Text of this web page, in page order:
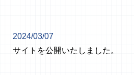
NEWS
2024/03/07
サイトを公開いたしました。